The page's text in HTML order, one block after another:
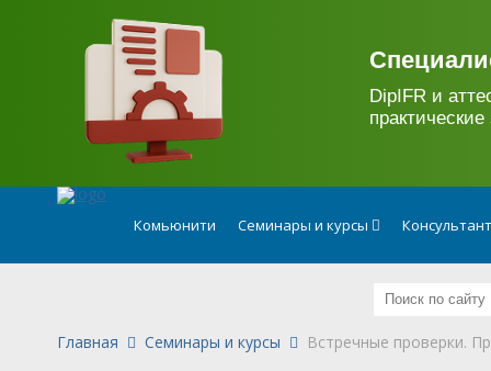
DipIFR и
Комьюнити Семинары и курсы
Главная Семинары и курсы Встречные проверки.